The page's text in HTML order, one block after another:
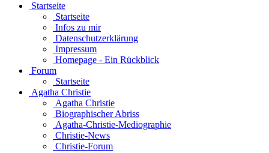
Startseite
Startseite
Infos zu mir
Datenschutzerklärung
Impressum
Homepage - Ein Rückblick
Forum
Startseite
Agatha Christie
Agatha Christie
Biographischer Abriss
Agatha-Christie-Mediographie
Christie-News
Christie-Forum